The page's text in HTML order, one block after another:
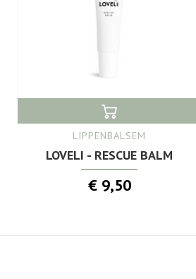
LIPPENBALSEM
LOVELI - RESCUE BALM
€ 9,50